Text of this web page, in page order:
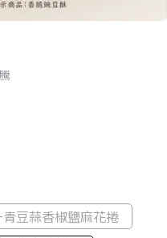
豆蒜香椒鹽麻花捲